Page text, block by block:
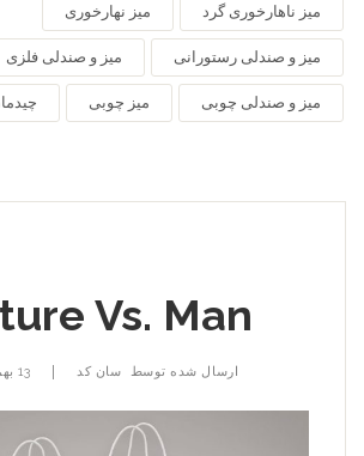
میز ناهارخوری گرد میز نهارخوری
میز و صندلی رستورانی میز و صندلی فلزی
میز و صندلی چوبی میز چوبی
Vs. Man
ارسال شده توسط سان کد 13 بهمن 1394